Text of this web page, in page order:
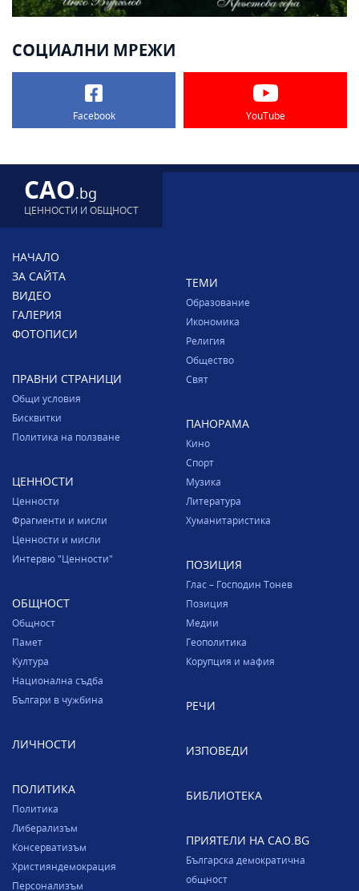
СОЦИАЛНИ МРЕЖИ
Facebook YouTube
CAO.bg
ЦЕННОСТИ И ОБЩНОСТ
НАЧАЛО
ЗА САЙТА
ВИДЕО
ГАЛЕРИЯ
ФОТОПИСИ
ПРАВНИ СТРАНИЦИ
Общи условия
Бисквитки
Политика на ползване
ЦЕННОСТИ
Ценности
Фрагменти и мисли
Ценности и мисли
Интервю "Ценности"
ОБЩНОСТ
Общност
Памет
Култура
Национална съдба
Българи в чужбина
ЛИЧНОСТИ
ПОЛИТИКА
Политика
Либерализъм
Консерватизъм
Християндемокрация
Персонализъм
ТЕМИ
Образование
Икономика
Религия
Общество
Свят
ПАНОРАМА
Кино
Спорт
Музика
Литература
Хуманитаристика
ПОЗИЦИЯ
Глас – Господин Тонев
Позиция
Медии
Геополитика
Корупция и мафия
РЕЧИ
ИЗПОВЕДИ
БИБЛИОТЕКА
ПРИЯТЕЛИ НА CAO.BG
Българска демократична
общност